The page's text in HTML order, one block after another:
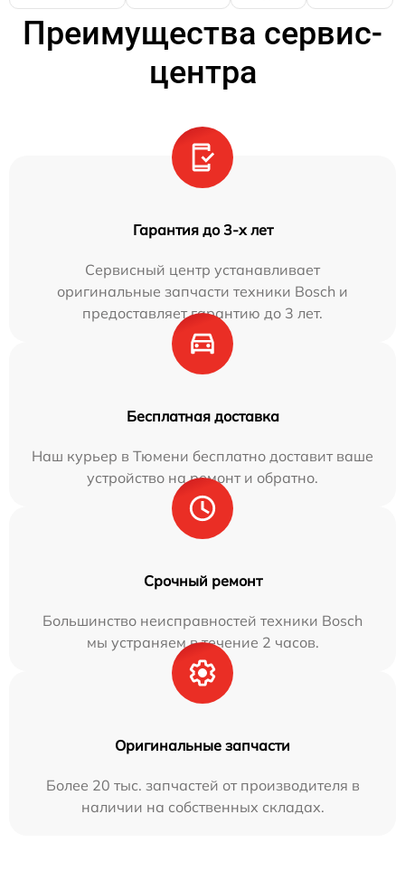
Преимущества сервис-
центра
Гарантия до 3-х лет
Сервисный центр устанавливает
оригинальные запчасти техники Bosch и
предоставляет гарантию до 3 лет.
Бесплатная доставка
Наш курьер в Тюмени бесплатно доставит ваше
устройство на ремонт и обратно.
Срочный ремонт
Большинство неисправностей техники Bosch
мы устраняем в течение 2 часов.
Оригинальные запчасти
Более 20 тыс. запчастей от производителя в
наличии на собственных складах.